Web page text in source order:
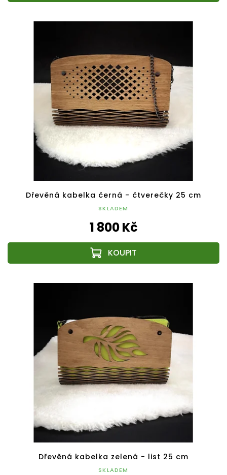
Dřevěná kabelka černá - čtverečky 25 cm
SKLADEM
1 800 Kč
Dřevěná kabelka zelená - list 25 cm
SKLADEM